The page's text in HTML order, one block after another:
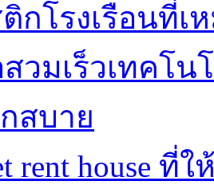
กโรงเรือนที่เ
วมเร็วเทคโน
สบาย
rent house